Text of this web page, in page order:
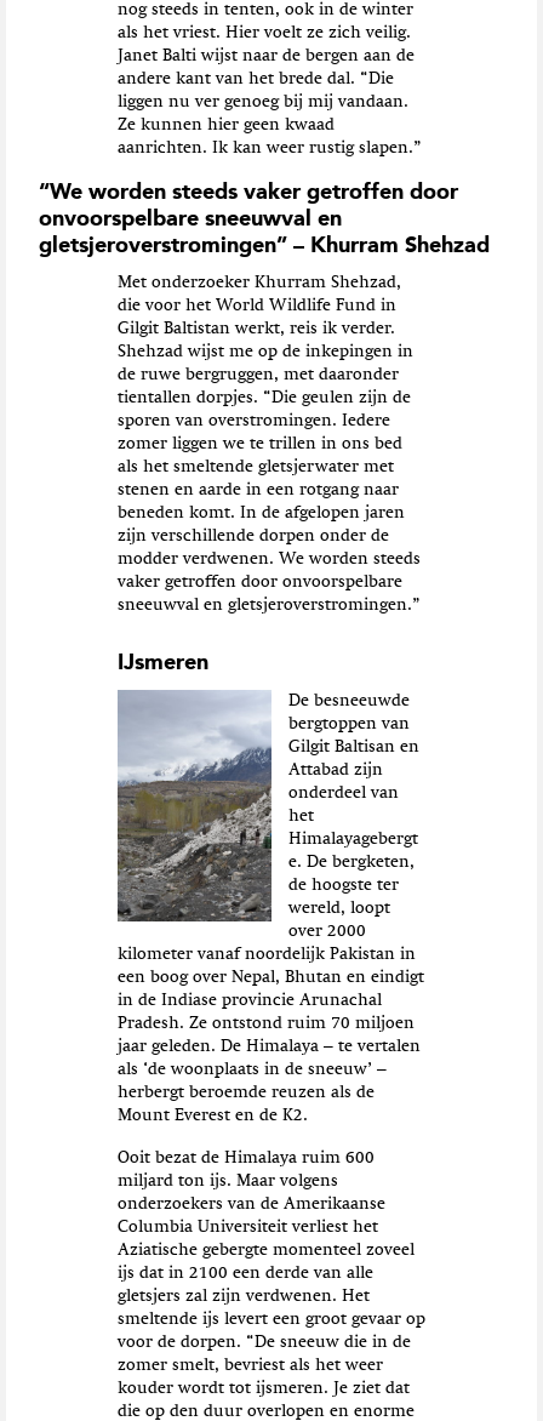
nog steeds in tenten, ook in de winter
als het vriest. Hier voelt ze zich veilig.
Janet Balti wijst naar de bergen aan de
andere kant van het brede dal. “Die
liggen nu ver genoeg bij mij vandaan.
Ze kunnen hier geen kwaad
aanrichten. Ik kan weer rustig slapen.”
“We worden steeds vaker getroffen door
onvoorspelbare sneeuwval en
gletsjeroverstromingen” – Khurram Shehzad
Met onderzoeker Khurram Shehzad,
die voor het World Wildlife Fund in
Gilgit Baltistan werkt, reis ik verder.
Shehzad wijst me op de inkepingen in
de ruwe bergruggen, met daaronder
tientallen dorpjes. “Die geulen zijn de
sporen van overstromingen. Iedere
zomer liggen we te trillen in ons bed
als het smeltende gletsjerwater met
stenen en aarde in een rotgang naar
beneden komt. In de afgelopen jaren
zijn verschillende dorpen onder de
modder verdwenen. We worden steeds
vaker getroffen door onvoorspelbare
sneeuwval en gletsjeroverstromingen.”
IJsmeren
De besneeuwde
bergtoppen van
Gilgit Baltisan en
Attabad zijn
onderdeel van
het
Himalayagebergt
e. De bergketen,
de hoogste ter
wereld, loopt
over 2000
kilometer vanaf noordelijk Pakistan in
een boog over Nepal, Bhutan en eindigt
in de Indiase provincie Arunachal
Pradesh. Ze ontstond ruim 70 miljoen
jaar geleden. De Himalaya – te vertalen
als ‘de woonplaats in de sneeuw’ –
herbergt beroemde reuzen als de
Mount Everest en de K2.
Ooit bezat de Himalaya ruim 600
miljard ton ijs. Maar volgens
onderzoekers van de Amerikaanse
Columbia Universiteit verliest het
Aziatische gebergte momenteel zoveel
ijs dat in 2100 een derde van alle
gletsjers zal zijn verdwenen. Het
smeltende ijs levert een groot gevaar op
voor de dorpen. “De sneeuw die in de
zomer smelt, bevriest als het weer
kouder wordt tot ijsmeren. Je ziet dat
die op den duur overlopen en enorme